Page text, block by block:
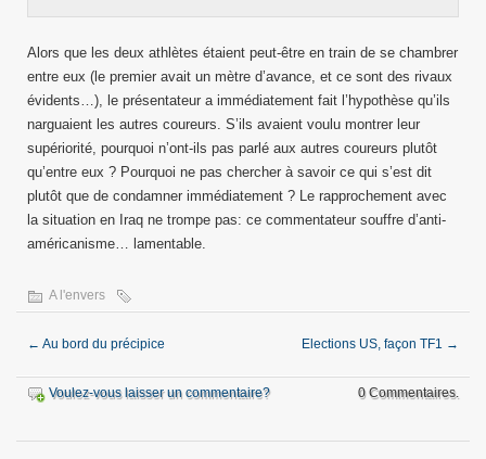
Alors que les deux athlètes étaient peut-être en train de se chambrer
entre eux (le premier avait un mètre d’avance, et ce sont des rivaux
évidents…), le présentateur a immédiatement fait l’hypothèse qu’ils
narguaient les autres coureurs. S’ils avaient voulu montrer leur
supériorité, pourquoi n’ont-ils pas parlé aux autres coureurs plutôt
qu’entre eux ? Pourquoi ne pas chercher à savoir ce qui s’est dit
plutôt que de condamner immédiatement ? Le rapprochement avec
la situation en Iraq ne trompe pas: ce commentateur souffre d’anti-
américanisme… lamentable.
A l'envers
← Au bord du précipice Elections US, façon TF1 →
Voulez-vous laisser un commentaire? 0 Commentaires.